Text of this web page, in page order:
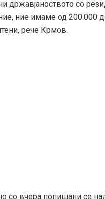
државјаноството со
ние имаме од 200.000
рече Крмов.
со вчера попишани се